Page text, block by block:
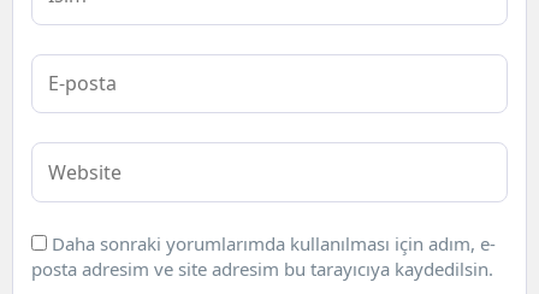
Daha sonraki yorumlarımda kullanılması için adım, e-
posta adresim ve site adresim bu tarayıcıya kaydedilsin.